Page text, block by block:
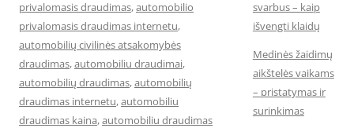
privalomasis draudimas,automobilio
privalomasis draudimas internetu,
automobilių civilinės atsakomybės
draudimas,automobiliu draudimai,
automobilių draudimas,automobilių
draudimas internetu,automobiliu
draudimas kaina,automobiliu draudimas
svarbus – kaip
išvengti klaidų
Medinės žaidimų
aikštelės vaikams
– pristatymas ir
surinkimas